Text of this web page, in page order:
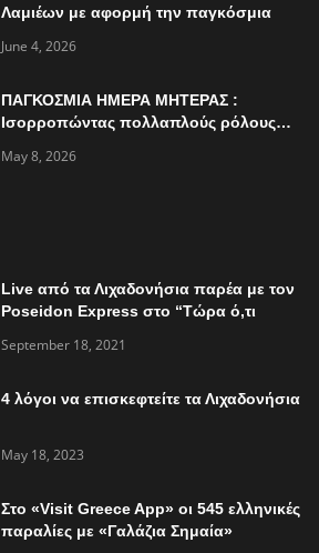
Λαμιέων με αφορμή την παγκόσμια
June 4, 2026
ΠΑΓΚΟΣΜΙΑ ΗΜΕΡΑ ΜΗΤΕΡΑΣ :
Ισορροπώντας πολλαπλούς ρόλους…
May 8, 2026
Live από τα Λιχαδονήσια παρέα με τον
Poseidon Express στο “Τώρα ό,τι
September 18, 2021
4 λόγοι να επισκεφτείτε τα Λιχαδονήσια
May 18, 2023
Στο «Visit Greece App» οι 545 ελληνικές
παραλίες με «Γαλάζια Σημαία»